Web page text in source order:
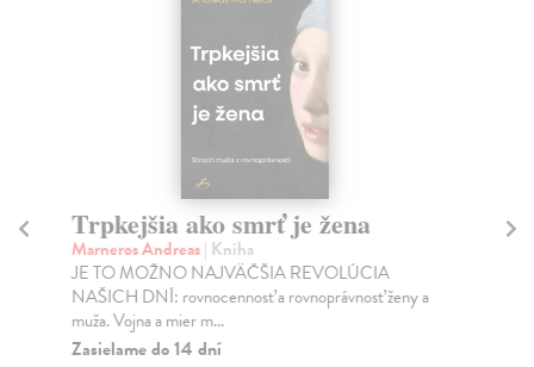
Trpkejšia ako smrť je žena
Marneros Andreas| Kniha
JE TO MOŽNO NAJVÄČŠIA REVOLÚCIA
NAŠICH DNÍ: rovnocennosť a rovnoprávnosť ženy a
muža. Vojna a mier m...
Zasielame do 14 dní